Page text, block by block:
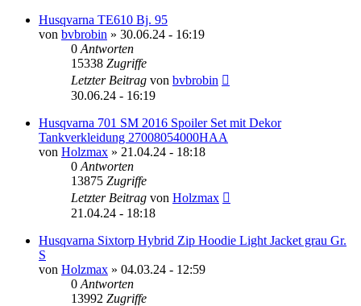
Husqvarna TE610 Bj. 95
von bvbrobin » 30.06.24 - 16:19
0 Antworten
15338 Zugriffe
Letzter Beitrag von bvbrobin
30.06.24 - 16:19
Husqvarna 701 SM 2016 Spoiler Set mit Dekor
Tankverkleidung 27008054000HAA
von Holzmax » 21.04.24 - 18:18
0 Antworten
13875 Zugriffe
Letzter Beitrag von Holzmax
21.04.24 - 18:18
Husqvarna Sixtorp Hybrid Zip Hoodie Light Jacket grau Gr.
S
von Holzmax » 04.03.24 - 12:59
0 Antworten
13992 Zugriffe